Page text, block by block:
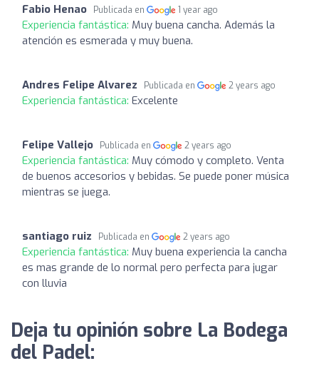
Fabio Henao Publicada en 1 year ago
Experiencia fantástica: Muy buena cancha. Además la
atención es esmerada y muy buena.
Andres Felipe Alvarez Publicada en 2 years ago
Experiencia fantástica: Excelente
Felipe Vallejo Publicada en 2 years ago
Experiencia fantástica: Muy cómodo y completo. Venta
de buenos accesorios y bebidas. Se puede poner música
mientras se juega.
santiago ruiz Publicada en 2 years ago
Experiencia fantástica: Muy buena experiencia la cancha
es mas grande de lo normal pero perfecta para jugar
con lluvia
Deja tu opinión sobre La Bodega
del Padel: